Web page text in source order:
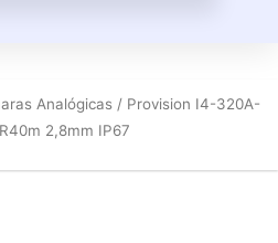
Analógicas / Provision I4-320A-
2,8mm IP67